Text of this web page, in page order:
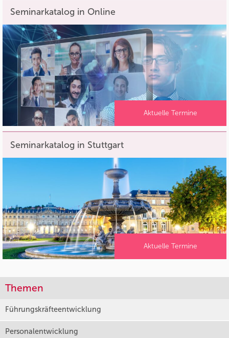
Seminarkatalog in Online
Aktuelle Termine
Seminarkatalog in Stuttgart
Aktuelle Termine
Themen
Führungskräfteentwicklung
Personalentwicklung